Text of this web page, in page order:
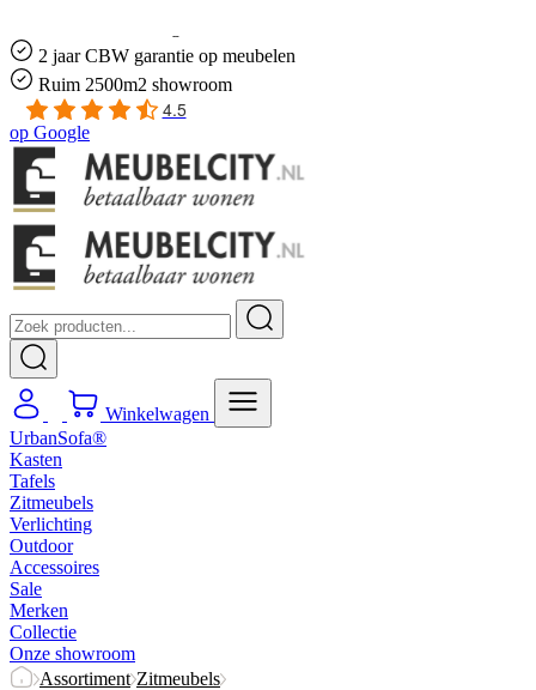
2 jaar CBW garantie op meubelen
Ruim 2500m2 showroom
4.5
op Google
Winkelwagen
UrbanSofa®
Kasten
Tafels
Zitmeubels
Verlichting
Outdoor
Accessoires
Sale
Merken
Collectie
Onze showroom
Assortiment Zitmeubels